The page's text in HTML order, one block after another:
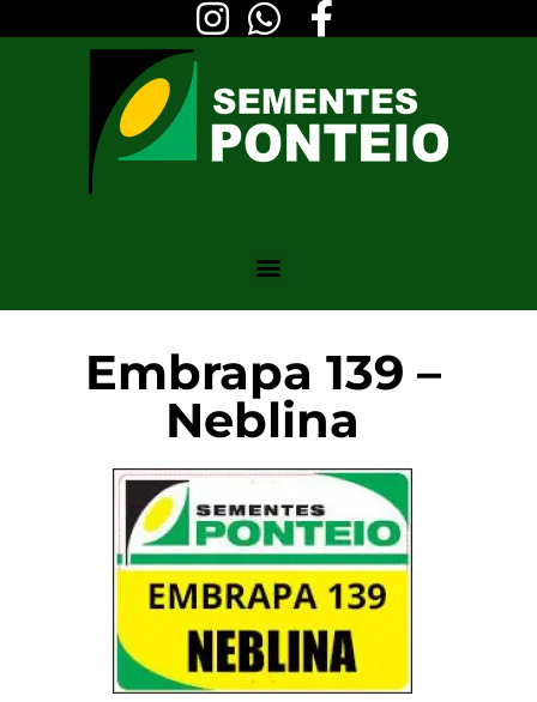
Embrapa 139 –
Neblina